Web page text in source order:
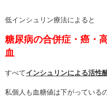
低インシュリン療法によると
糖尿病の合併症・癌・
血
すべてインシュリンによる活性
私個人も血糖値は下がっている